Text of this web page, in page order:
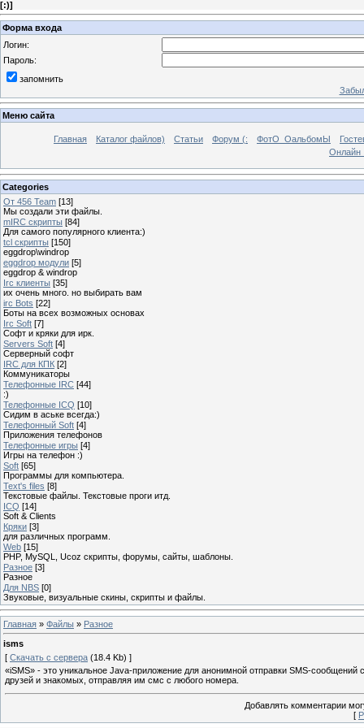
[:)]
Форма входа
Логин:
Пароль:
запомнить
Меню сайта
Главная Каталог файлов) Статьи Форум (: ФотО_ОальбомЫ
Онлайн
Categories
От 456 Team [13]
Мы создали эти файлы.
mIRC скрипты [84]
Для самого популярного клиента:)
tcl скрипты [150]
eggdrop\windrop
eggdrop модули [5]
eggdrop & windrop
Irc клиенты [35]
их очень много. но выбирать вам
irc Bots [22]
Боты на всех возможных основах
Irc Soft [7]
Софт и кряки для ирк.
Servers Soft [4]
Серверный софт
IRC для КПК [2]
Коммуникаторы
Телефонные IRC [44]
:)
Телефонные ICQ [10]
Сидим в аське всегда:)
Телефонный Soft [4]
Приложения телефонов
Телефонные игры [4]
Игры на телефон :)
Soft [65]
Программы для компьютера.
Text's files [8]
Текстовые файлы. Текстовые проги итд.
ICQ [14]
Soft & Clients
Кряки [3]
для различных программ.
Web [15]
PHP, MySQL, Ucoz скрипты, форумы, сайты, шаблоны.
Разное [3]
Разное
Для NBS [0]
Звуковые, визуальные скины, скрипты и файлы.
Главная » Файлы » Разное
isms
[ Скачать с сервера (18.4 Kb) ]
«iSMS» - это уникальное Java-приложение для анонимной отправки SMS-
друзей и знакомых, отправляя им смс с любого номера.
Добавлять комментарии
[